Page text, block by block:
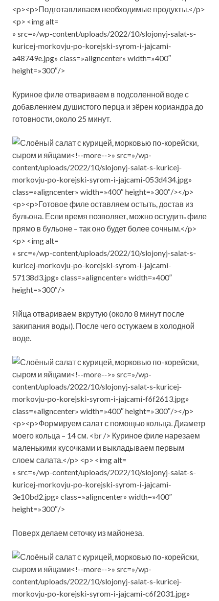
» src=»/wp-content/uploads/2022/10/slojonyj-salat-s-
kuricej-morkovju-po-korejski-syrom-i-jajcami-
a48749e.jpg» class=»aligncenter» width=»400″
height=»300″/>
Куриное филе отвариваем в подсоленной воде с
добавлением душистого перца и зёрен кориандра до
готовности, около 25 минут.
» src=»/wp-content/uploads/2022/10/slojonyj-salat-s-
kuricej-morkovju-po-korejski-syrom-i-jajcami-
57138d3.jpg» class=»aligncenter» width=»400″
height=»300″/>
Яйца отвариваем вкрутую (около 8 минут после
закипания воды). После чего остужаем в холодной
воде.
» src=»/wp-content/uploads/2022/10/slojonyj-salat-s-
kuricej-morkovju-po-korejski-syrom-i-jajcami-
3e10bd2.jpg» class=»aligncenter» width=»400″
height=»300″/>
Поверх делаем сеточку из майонеза.